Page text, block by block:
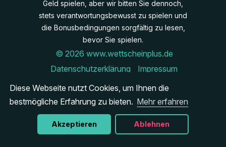
Diese Webseite nutzt Cookies, um Ihnen die
bestmögliche Erfahrung zu bieten. Mehr erfahren
Akzeptieren Ablehnen
Geld spielen, aber wir bitten Sie dennoch,
stets verantwortungsbewusst zu spielen und
die Bonusbedingungen sorgfältig zu lesen,
bevor Sie spielen.
© 2026 www.wettscheinplus.de
Datenschutzerklärung
Impressum
Cookies
Verantwortungsbewusst spielen
Kontakt
Site Map